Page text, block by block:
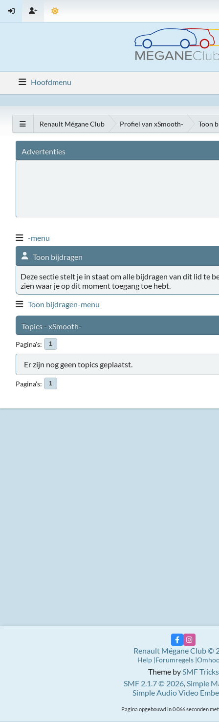
Hoofdmenu
Renault Mégane Club Profiel van xSmooth- Toon
Advertenties
-menu
Toon bijdragen
Deze sectie stelt je in staat om alle bijdragen van dit lid te
zien waar je op dit moment toegang toe hebt.
Toon bijdragen-menu
Topics - xSmooth-
Pagina's 1
Er zijn nog geen topics geplaatst.
Pagina's 1
Theme bySMF Tricks
SMF 2.1.7 © 2026,Simple
Simple Audio Video
Renault Mégane Club ©
Help Forumregels
Pagina opgebouwd in 0.066 seconden